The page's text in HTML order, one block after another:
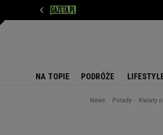
NA TOPIE PODRÓŻE
News Porady Kwiaty